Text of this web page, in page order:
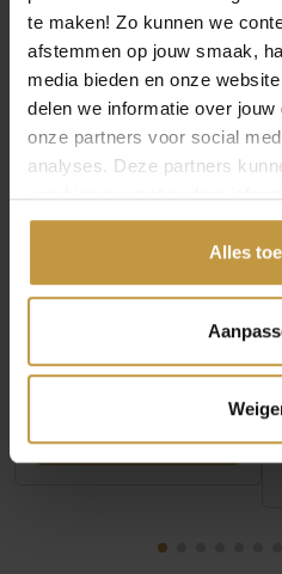
te maken! Zo kunnen we
afstemmen op jouw smaak,
media bieden en onze
delen we informatie over
onze partners voor social
analyses. Deze partners
combineren met andere
gedeeld of die ze hebben
Alles
ANIA HAIE B074-04G
GOLD SPARKLING
CLOVER ARMBAND
VERGUL…